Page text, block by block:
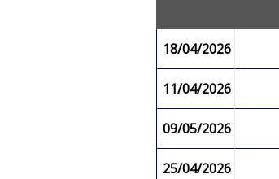
18/04/2026
11/04/2026
09/05/2026
25/04/2026